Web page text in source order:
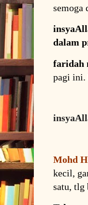
semoga
dalam
faridah
pagi ini.
Mohd
kecil,
satu, tlg